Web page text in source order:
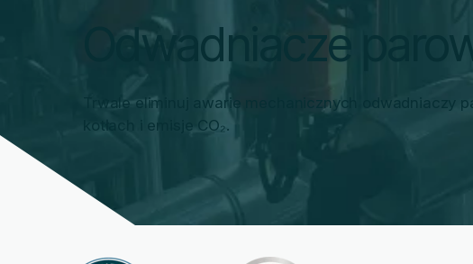
Odwadniacze
Trwale eliminuj awarie mechanicznych odwadniaczy
kotłach i emisje CO₂.